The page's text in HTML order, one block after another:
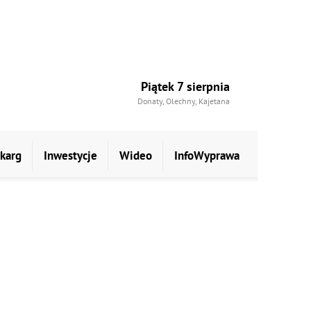
Piątek 7 sierpnia
Donaty, Olechny, Kajetana
Inwestycje Wideo InfoWyprawa